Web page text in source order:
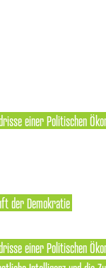
einer Politischen
der Demokratie
einer Politischen